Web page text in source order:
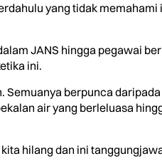
yang tidak memahami
JANS hingga pegawai
ini.
Semuanya berpunca
air yang berleluasa
hilang dan ini